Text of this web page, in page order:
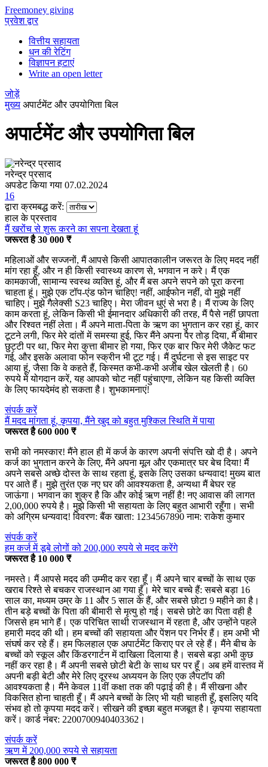
Freemoney giving
प्रवेश द्वार
वित्तीय सहायता
धन की रेटिंग
विज्ञापन हटाएं
Write an open letter
जोड़ें
मुख्य अपार्टमेंट और उपयोगिता बिल
अपार्टमेंट और उपयोगिता बिल
नरेन्द्र प्रसाद
अपडेट किया गया 07.02.2024
16
द्वारा क्रमबद्ध करें:
हाल के प्रस्ताव
मैं खरोंच से शुरू करने का सपना देखता हूं
जरूरत है 30 000 ₹
महिलाओं और सज्जनों, मैं आपसे किसी आपातकालीन जरूरत के लिए मदद नहीं
मांग रहा हूँ, और न ही किसी स्वास्थ्य कारण से, भगवान न करे। मैं एक
कामकाजी, सामान्य स्वस्थ व्यक्ति हूं, और मैं बस अपने सपने को पूरा करना
चाहता हूं। मुझे एक टॉप-एंड फोन चाहिए! नहीं, आईफोन नहीं, वो मुझे नहीं
चाहिए। मुझे गैलेक्सी S23 चाहिए। मेरा जीवन धुएं से भरा है। मैं राज्य के लिए
काम करता हूं, लेकिन किसी भी ईमानदार अधिकारी की तरह, मैं पैसे नहीं छापता
और रिश्वत नहीं लेता। मैं अपने माता-पिता के ऋण का भुगतान कर रहा हूं, कार
टूटने लगी, फिर मेरे दांतों में समस्या हुई, फिर मैंने अपना पैर तोड़ दिया, मैं बीमार
छुट्टी पर था, फिर मेरा कुत्ता बीमार हो गया, फिर एक बार फिर मेरी जैकेट फट
गई, और इसके अलावा फोन स्क्रीन भी टूट गई। मैं दुर्घटना से इस साइट पर
आया हूं, जैसा कि वे कहते हैं, किस्मत कभी-कभी अजीब खेल खेलती है। 60
रुपये में योगदान करें, यह आपको चोट नहीं पहुंचाएगा, लेकिन यह किसी व्यक्ति
के लिए फायदेमंद हो सकता है। शुभकामनाएं!
संपर्क करें
मैं मदद मांगता हूं, कृपया, मैंने खुद को बहुत मुश्किल स्थिति में पाया
जरूरत है 600 000 ₹
सभी को नमस्कार! मैंने हाल ही में कर्ज के कारण अपनी संपत्ति खो दी है। अपने
कर्ज का भुगतान करने के लिए, मैंने अपना मूल और एकमात्र घर बेच दिया! मैं
अपने सबसे अच्छे दोस्त के साथ रहता हूं, इसके लिए उसका धन्यवाद! मुख्य बात
पर आते हैं। मुझे तुरंत एक नए घर की आवश्यकता है, अन्यथा मैं बेघर रह
जाऊंगा। भगवान का शुक्र है कि और कोई ऋण नहीं है! नए आवास की लागत
2,00,000 रुपये है। मुझे किसी भी सहायता के लिए बहुत आभारी रहूँगा। सभी
को अग्रिम धन्यवाद! विवरण: बैंक खाता: 1234567890 नाम: राकेश कुमार
संपर्क करें
हम कर्ज में डूबे लोगों को 200,000 रुपये से मदद करेंगे
जरूरत है 10 000 ₹
नमस्ते। मैं आपसे मदद की उम्मीद कर रहा हूँ। मैं अपने चार बच्चों के साथ एक
खराब रिश्ते से बचकर राजस्थान आ गया हूँ। मेरे चार बच्चे हैं: सबसे बड़ा 16
साल का, मध्यम उम्र के 11 और 5 साल के हैं, और सबसे छोटा 9 महीने का है।
तीन बड़े बच्चों के पिता की बीमारी से मृत्यु हो गई। सबसे छोटे का पिता वही है
जिससे हम भागे हैं। एक परिचित साथी राजस्थान में रहता है, और उन्होंने पहले
हमारी मदद की थी। हम बच्चों की सहायता और पेंशन पर निर्भर हैं। हम अभी भी
संघर्ष कर रहे हैं। हम फिलहाल एक अपार्टमेंट किराए पर ले रहे हैं। मैंने बीच के
बच्चों को स्कूल और किंडरगार्टन में दाखिला दिलाया है। सबसे बड़ा अभी कुछ
नहीं कर रहा है। मैं अपनी सबसे छोटी बेटी के साथ घर पर हूँ। अब हमें वास्तव में
अपनी बड़ी बेटी और मेरे लिए दूरस्थ अध्ययन के लिए एक लैपटॉप की
आवश्यकता है। मैंने केवल 11वीं कक्षा तक की पढ़ाई की है। मैं सीखना और
विकसित होना चाहती हूँ। मैं अपने बच्चों के लिए भी यही चाहती हूँ, इसलिए यदि
संभव हो तो कृपया मदद करें। सीखने की इच्छा बहुत मजबूत है। कृपया सहायता
करें। कार्ड नंबर: 2200700940403362।
संपर्क करें
ऋण में 200,000 रुपये से सहायता
जरूरत है 800 000 ₹